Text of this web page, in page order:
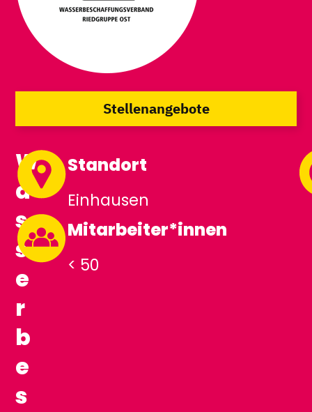
Stellenangebote
W
a
s
s
e
r
b
e
s
Standort
Einhausen
Mitarbeiter*innen
< 50